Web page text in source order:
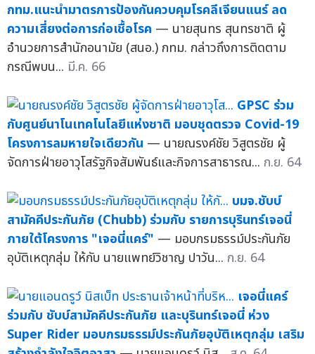
กทม.แนะนำมาตรการป้องกันควบคุมโรคลีเจียนแนร์ ลด
ความเสี่ยงต่อการก่อเชื้อโรค — นายสุนทร สุนทรชาติ ผู้
อำนวยการสำนักอนามัย (สนอ.) กทม. กล่าวถึงการติดตาม
กรณีพบน... มี.ค. 66
GPSC ร่วม
กับศูนย์นาโนเทคโนโลยีแห่งชาติ มอบชุดตรวจ Covid-19
โครงการลมหายใจเดียวกัน — นายณรงค์ชัย วิสูตรชัย ผู้
จัดการฝ่ายอาวุโสรัฐกิจสัมพันธ์และกิจการสาธารณ... ก.ย. 64
บมจ.ชับบ์
สามัคคีประกันภัย (Chubb) ร่วมกับ รายการบุรินทร์เจอนี่
ภายใต้โครงการ "เจอนี่แคร์" — มอบกรมธรรม์ประกันภัย
อุบัติเหตุกลุ่ม ให้กับ นายแพทย์วิชาญ ปาวัน... ก.ย. 64
เจอนี่แคร์
ร่วมกับ ชับบ์สามัคคีประกันภัย และบุรินทร์เจอนี่ ห่วง
Super Rider มอบกรมธรรม์ประกันภัยอุบัติเหตุกลุ่ม เสริม